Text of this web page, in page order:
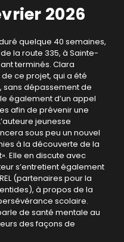
2026
quelque 40 semaines,
la route 335, à Sainte-
terminés. Clara
ce projet, qui a été
sans dépassement de
également d’un appel
afin de prévenir une
jeunesse
sous peu un nouvel
à la découverte de la
Elle en discute avec
s’entretient également
(partenaires pour la
à propos de la
scolaire.
de santé mentale au
des façons de